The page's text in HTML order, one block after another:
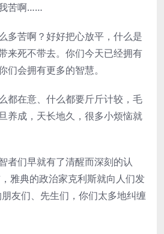
苦啊……
多苦啊？好好把心放平，什么是
来死不带去。你们今天已经拥有
们会拥有更多的智慧。
都在意、什么都要斤斤计较，毛
养成，天长地久，很多小烦恼就
者们早就有了清醒而深刻的认
雅典的政治家克利斯就向人们发
友们、先生们，你们太多地纠缠